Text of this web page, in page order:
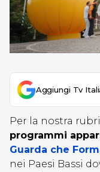
Aggiungi Tv
Per la nostra
programmi
Guarda che
nei Paesi Bassi